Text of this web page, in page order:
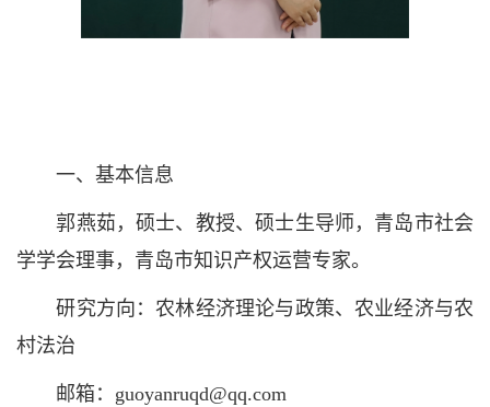
一、基本信息
郭燕茹，硕士、教授、硕士生导师，青岛市社会
学学会理事，青岛市知识产权运营专家。
研究方向：农林经济理论与政策、农业经济与农
村法治
邮箱：guoyanruqd@qq.com